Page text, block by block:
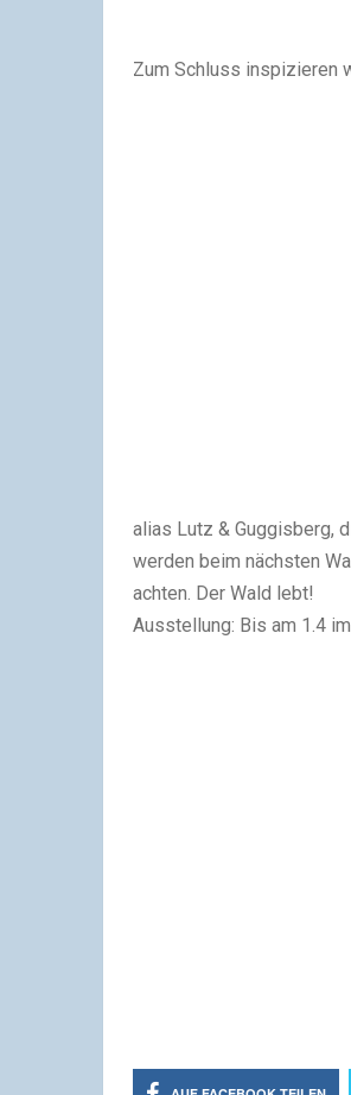
Zum Schluss inspizieren
alias Lutz & Guggisberg,
werden beim nächsten
achten. Der Wald lebt!
Ausstellung: Bis am 1.4